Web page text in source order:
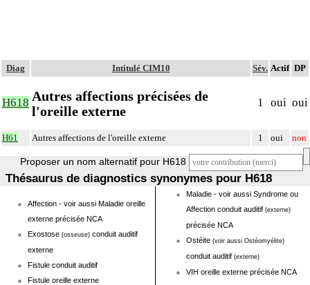
Diag Intitulé CIM10 Sév. Actif DP
H618 Autres affections précisées de
l'oreille externe
1 oui oui
H61 Autres affections de l'oreille externe 1 oui non
Proposer un nom alternatif pour H618
Thésaurus de diagnostics synonymes pour H618
Affection - voir aussi Maladie oreille
externe précisée NCA
Exostose (osseuse) conduit auditif
externe
Fistule conduit auditif
Fistule oreille externe
Maladie - voir aussi Syndrome ou
Affection conduit auditif (externe)
précisée NCA
Ostéite (voir aussi Ostéomyélite)
conduit auditif (externe)
VIH oreille externe précisée NCA